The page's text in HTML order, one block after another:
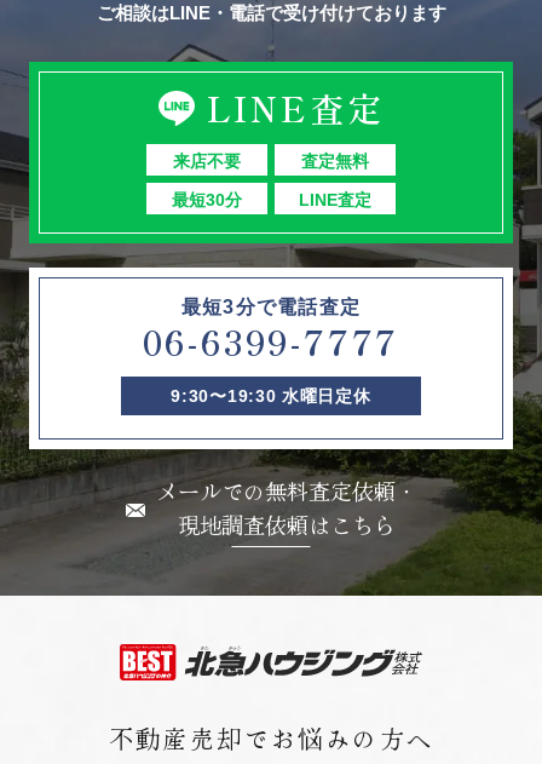
ご相談はLINE・電話で受け付けております
LINE査定
来店不要
査定無料
最短30分
LINE査定
最短3分で電話査定
06-6399-7777
9:30〜19:30 水曜日定休
メールでの無料査定依頼・
現地調査依頼はこちら
不動産売却で お悩みの方へ